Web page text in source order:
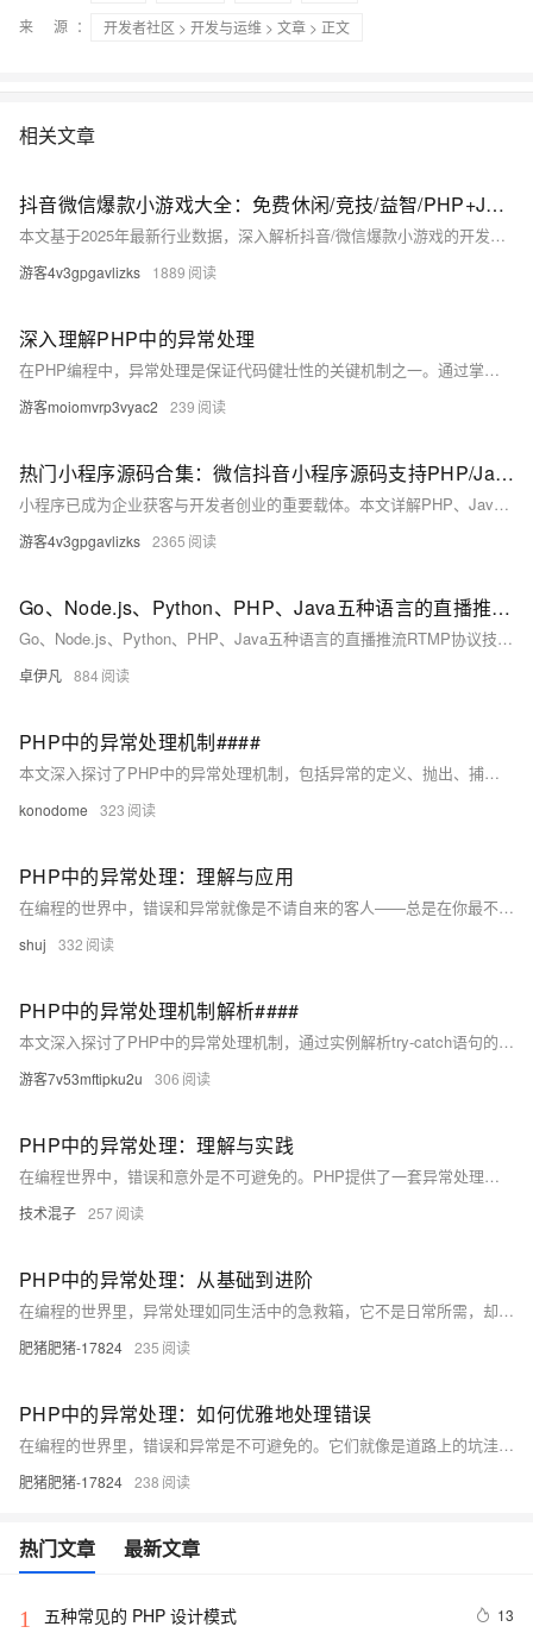
来 源： 开发者社区 > 开发与运维 > 文章 > 正文
相关文章
抖音微信爆款小游戏大全：免费休闲/竞技/益智/PHP+Java全筏开源开发
本文基于2025年最新行业数据，深入解析抖音/微信爆款小游戏的开发逻辑，重点讲解PHP+Java双引擎架构实战，涵盖技术选型、架构设计、性能优化与开源生态，提供完整开源工具链，助力开发者从理论到落地打造高留存、高并发的小游戏产品。
游客4v3gpgavlizks 1889
深入理解PHP中的异常处理
在PHP编程中，异常处理是保证代码健壮性的关键机制之一。通过掌握正确的异常处理策略，开发者可以有效预防和应对程序运行过程中的意外情况，从而提升应用程序的稳定性和用户体验。本文将深入浅出地介绍PHP异常处理的基本概念、实践方法以及如何通过自定义异常来增强代码的可维护性和扩展性。
游客moiomvrp3vyac2 239
热门小程序源码合集：微信抖音小程序源码支持PHP/Java/uni-app完整项目实践指南
小程序已成为企业获客与开发者创业的重要载体。本文详解PHP、Java、uni-app三大技术栈在电商、工具、服务类小程序中的源码应用，提供从开发到部署的全流程指南，并分享选型避坑与商业化落地策略，助力开发者高效构建稳定可扩展项目。
游客4v3gpgavlizks 2365
Go、Node.js、Python、PHP、Java五种语言的直播推流RTMP协议技术实施方案和思路-优雅草卓伊凡
Go、Node.js、Python、PHP、Java五种语言的直播推流RTMP协议技术实施方案和思路-优雅草卓伊凡
卓伊凡 884
PHP中的异常处理机制####
本文深入探讨了PHP中的异常处理机制，包括异常的定义、抛出、捕获以及自定义异常类的创建。通过实例代码展示了如何在实际应用中有效地使用try-catch语句来提高代码的健壮性和可维护性。此外，还介绍了finally块的作用及其在资源管理中的应用。 ####
konodome 323
PHP中的异常处理：理解与应用
在编程的世界中，错误和异常就像是不请自来的客人——总是在你最不希望它们出现的时候敲门。对于PHP开发者来说，学会优雅地处理这些“不速之客”是提升代码质量和用户体验的关键。本文将带你深入理解PHP中的异常处理机制，通过实际的代码示例，展示如何捕获、处理以及自定义异常，让你的应用程序更加健壮和灵活。准备好迎接挑战，让我们共同探索PHP异常处理的奥秘吧！
shuj 332
PHP中的异常处理机制解析####
本文深入探讨了PHP中的异常处理机制，通过实例解析try-catch语句的用法，并对比传统错误处理方式，揭示其在提升代码健壮性与可维护性方面的优势。文章还简要介绍了自定义异常类的创建及其应用场景，为开发者提供实用的技术参考。 ####
游客7v53mftipku2u 306
PHP中的异常处理：理解与实践
在编程世界中，错误和意外是不可避免的。PHP提供了一套异常处理机制，帮助开发者优雅地管理这些问题。本文将引导你理解PHP中异常处理的基本概念，并通过实际代码示例展示如何捕获和处理异常。我们将从基础开始，逐步深入，确保你能掌握这一技能。
技术混子 257
PHP中的异常处理：从基础到进阶
在编程的世界里，异常处理如同生活中的急救箱，它不是日常所需，却能在关键时刻挽救程序的“生命”。本文将带你深入PHP的异常处理机制，从抛出、捕获到自定义异常，一步步构建你的代码“安全网”。准备好，让我们一起探索如何在PHP代码中优雅地处理那些不请自来的错误和异常。
肥猪肥猪-17824 235
PHP中的异常处理：如何优雅地处理错误
在编程的世界里，错误和异常是不可避免的。它们就像是道路上的坑洼，让我们的代码旅程充满颠簸。但是，如果我们能够学会优雅地处理这些异常，我们的代码之旅就能变得更加顺畅。本文将带你了解PHP中的异常处理机制，教你如何捕获、处理和抛出异常，让你的代码更加健壮和可靠。让我们一起踏上这段旅程，探索PHP中异常处理的世界吧！
肥猪肥猪-17824 238
热门文章 最新文章
1 五种常见的 PHP 设计模式 13